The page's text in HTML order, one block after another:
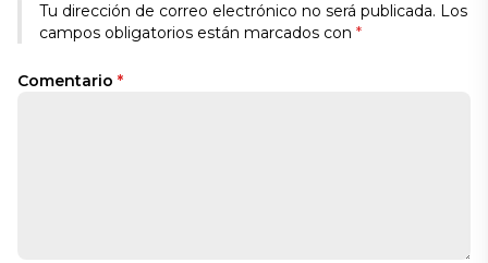
Tu dirección de correo electrónico no será publicada. Los
campos obligatorios están marcados con *
Comentario *